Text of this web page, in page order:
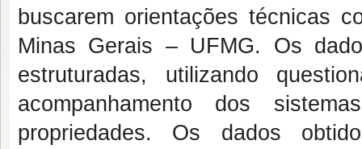
buscarem orientações técnicas
Minas Gerais – UFMG. Os
estruturadas, utilizando
acompanhamento dos
propriedades. Os dados